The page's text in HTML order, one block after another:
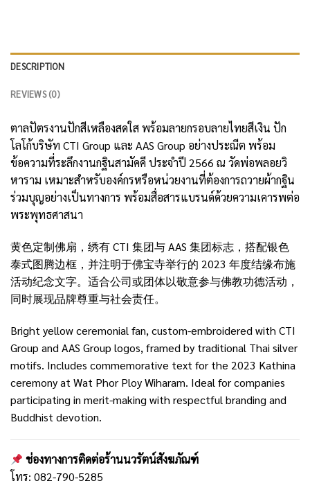
DESCRIPTION
REVIEWS (0)
ตาลปัตรงานปักสีเหลืองสดใส พร้อมลายกรอบลายไทยสีเงิน ปัก
โลโก้บริษัท CTI Group และ AAS Group อย่างประณีต พร้อม
ข้อความที่ระลึกงานกฐินสามัคคี ประจำปี 2566 ณ วัดพ่อพลอยวิ
หาราม เหมาะสำหรับองค์กรหรือหน่วยงานที่ต้องการถวายผ้ากฐิน
ร่วมบุญอย่างเป็นทางการ พร้อมสื่อสารแบรนด์ด้วยความเคารพต่อ
พระพุทธศาสนา
黄色定制佛扇，绣有 CTI 集团与 AAS 集团标志，搭配银色
泰式图腾边框，并注明于佛宝寺举行的 2023 年度结缘布施
活动纪念文字。适合公司或团体以敬意参与佛教功德活动，
同时展现品牌尊重与社会责任。
Bright yellow ceremonial fan, custom-embroidered with CTI
Group and AAS Group logos, framed by traditional Thai silver
motifs. Includes commemorative text for the 2023 Kathina
ceremony at Wat Phor Ploy Wiharam. Ideal for companies
participating in merit-making with respectful branding and
Buddhist devotion.
ช่องทางการติดต่อร้านนวรัตน์สังฆภัณฑ์
โทร: 082-790-5285